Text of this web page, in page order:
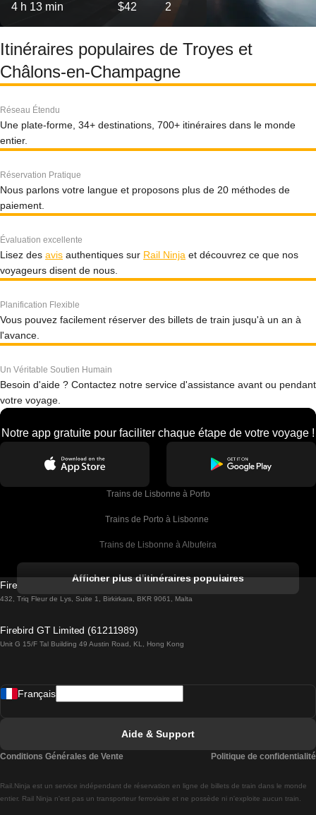
4 h 13 min $42 2
Itinéraires populaires de Troyes et
Châlons-en-Champagne
Réseau Étendu
Une plate-forme, 34+ destinations, 700+ itinéraires dans le monde
entier.
Réservation Pratique
Nous parlons votre langue et proposons plus de 20 méthodes de
paiement.
Évaluation excellente
Lisez des avis authentiques sur Rail Ninja et découvrez ce que nos
voyageurs disent de nous.
Planification Flexible
Vous pouvez facilement réserver des billets de train jusqu'à un an à
l'avance.
Un Véritable Soutien Humain
Besoin d'aide ? Contactez notre service d'assistance avant ou pendant
votre voyage.
Notre app gratuite pour faciliter chaque étape de votre voyage !
Trains de Lisbonne à Porto
Trains de Porto à Lisbonne
Trains de Lisbonne à Albufeira
Trains de Lisbonne à Lagos
Trains de Lisbonne à Madrid
Trains de Lisbonne à Braga
Afficher plus d'itinéraires populaires
Firebird GT Limited (OC 1451)
432, Triq Fleur de Lys, Suite 1, Birkirkara, BKR 9061, Malta
Firebird GT Limited (61211989)
Unit G 15/F Tal Building 49 Austin Road, KL, Hong Kong
Rail.Ninja est un service indépendant de réservation en ligne de billets de train dans le monde
entier. Rail Ninja n'est pas un transporteur ferroviaire et ne possède ni n'exploite aucun train.
Français
Aide & Support
Conditions Générales de Vente Politique de confidentialité